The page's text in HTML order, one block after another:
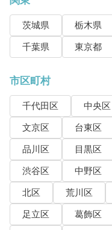
茨城県 栃木県
千葉県
東京都
市区町村
千代田区 中央区
文京区
台東区
品川区
目黒区
渋谷区
中野区
北区
荒川区
足立区
葛飾区